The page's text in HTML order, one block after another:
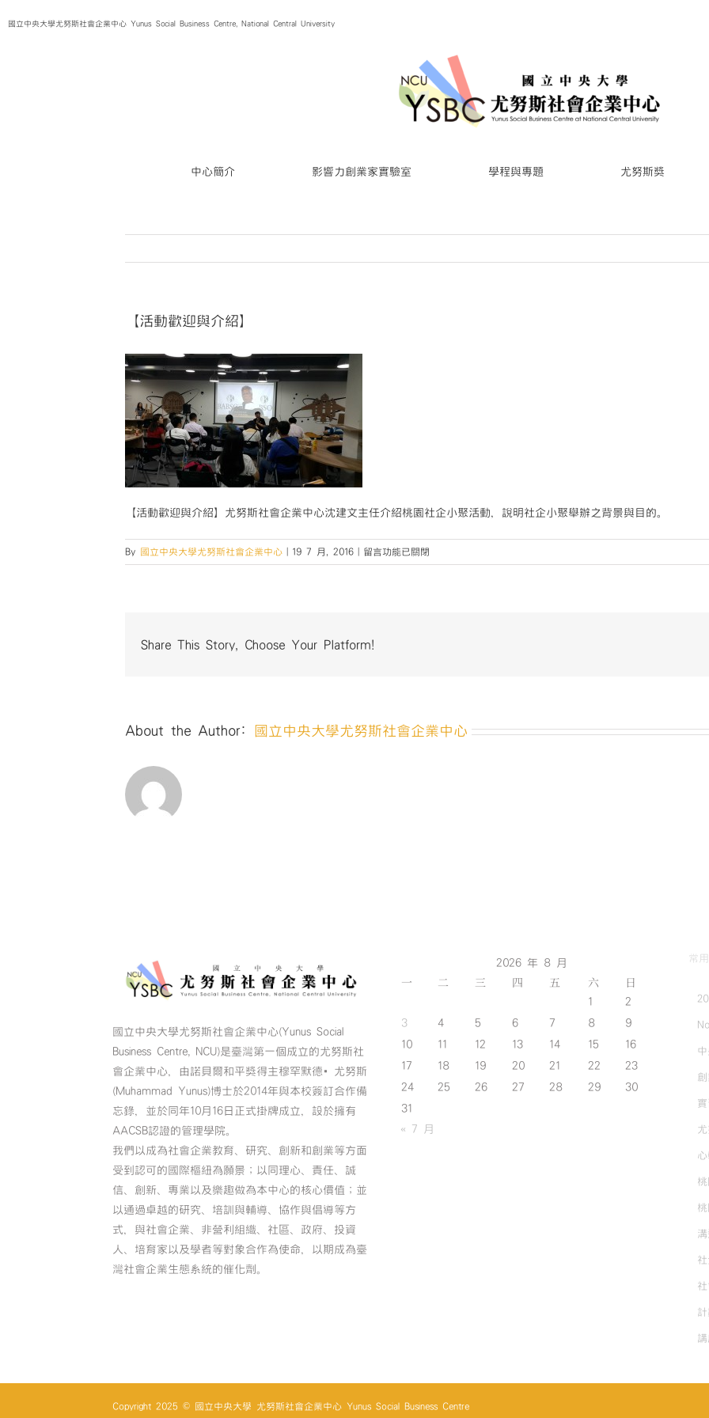
to國立中央大學尤努斯社會企業中心 Yunus Social Business Centre, National Central University
中心簡介 影響力創業家實驗室 學程與專題 尤努斯獎
【活動歡迎與介紹】
【活動歡迎與介紹】尤努斯社會企業中心沈建文主任介紹桃園社企小聚活動，說明社企小聚舉辦之背景與目的。
By 國立中央大學尤努斯社會企業中心 19 7 月, 2016
在
〈【活
介
留言功能已關閉
Share This Story, Choose Your Platform!
About the Author: 國立中央大學尤努斯社會企業中心
國立中央大學尤努斯社會企業中心(Yunus Social
Business Centre, NCU)是臺灣第一個成立的尤努斯社
會企業中心，由諾貝爾和平獎得主穆罕默德•尤努斯
(Muhammad Yunus)博士於2014年與本校簽訂合作備
忘錄，並於同年10月16日正式掛牌成立，設於擁有
AACSB認證的管理學院。
我們以成為社會企業教育、研究、創新和創業等方面
受到認可的國際樞紐為願景；以同理心、責任、誠
信、創新、專業以及樂趣做為本中心的核心價值；並
以通過卓越的研究、培訓與輔導、協作與倡導等方
式，與社會企業、非營利組織、社區、政府、投資
人、培育家以及學者等對象合作為使命，以期成為臺
灣社會企業生態系統的催化劑。
2026 年 8 月
一 二 三 四 五 六 日
1
2
3
4 5 6 7 8
9
10
11 12 13 14 15
16
17
18 19 20 21 22
23
24
25 26 27 28 29
30
31
« 7 月
常
實
溝
講
Copyright 2025 © 國立中央大學 尤努斯社會企業中心 Yunus Social Business Centre